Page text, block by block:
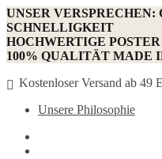
UNSER
SCHNELLIGKEIT
HOCHWERTIGE
100% QUALITÄT MADE
Kostenloser Versand ab 49
Unsere Philosophie